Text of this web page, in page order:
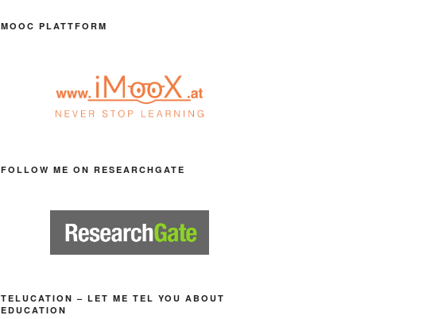
MOOC PLATTFORM
FOLLOW ME ON RESEARCHGATE
TELUCATION – LET ME TEL YOU ABOUT
EDUCATION